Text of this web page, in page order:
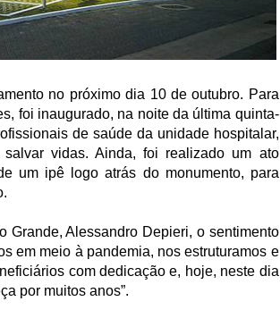
no próximo dia 10 de outubro. Para
foi inaugurado, na noite da última quinta-
de saúde da unidade hospitalar,
vidas. Ainda, foi realizado um ato
um ipê logo atrás do monumento, para
Grande, Alessandro Depieri, o sentimento
em meio à pandemia, nos estruturamos e
com dedicação e, hoje, neste dia
por muitos anos”.